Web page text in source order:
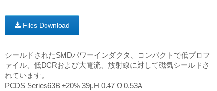
Files Download
シールドされたSMDパワーインダクタ、コンパクトで低プロフ
ァイル、低DCRおよび大電流、放射線に対して磁気シールドさ
れています。
PCDS Series63B ±20% 39μH 0.47 Ω 0.53A